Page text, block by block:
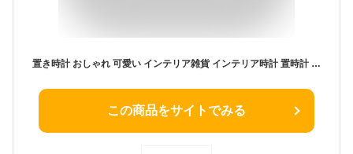
置き時計 おしゃれ 可愛い インテリア雑貨 インテリア時計 置時計 デジタル時計 目覚まし アラーム機能 日付 気温 電池式 USB給電 コンパクト 小型 モダン ホワイト グレー 白 灰色 保証付き 一人暮らし お祝い 引っ越し祝い 贈り物( BRUNO ブルーノ クラウドクロック )
この商品をサイトでみる